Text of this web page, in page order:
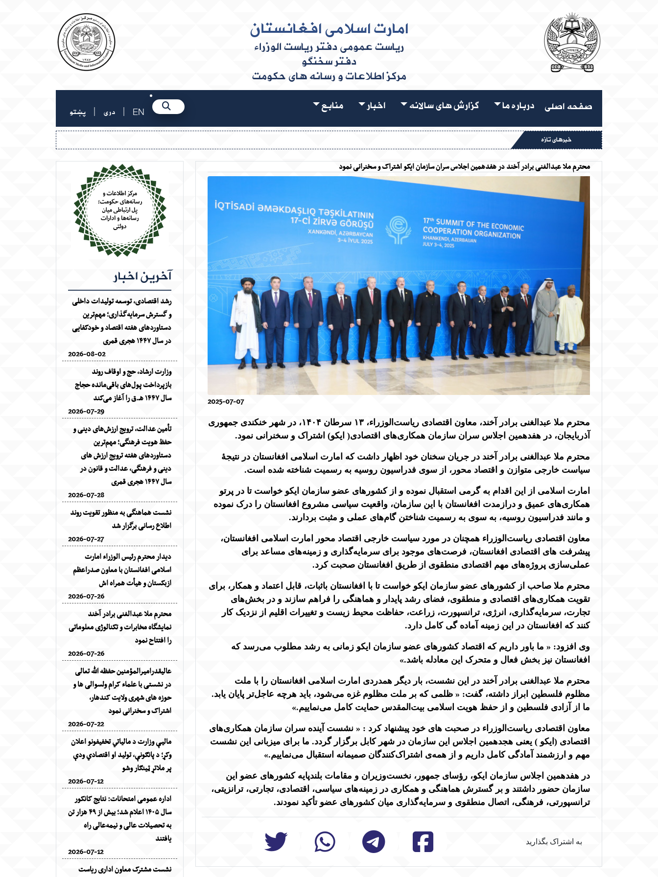
امارت اسلامی افغانستان
ریاست عمومی دفتر ریاست الوزراء
دفتر سخنگو
مرکز اطلاعات و رسانه های حکومت
صفحه اصلی درباره ما گزارش های سالانه اخبار منابع EN
| دری | پښتو
خبرهای تازه
محترم ملا عبدالغنی برادر آخند در هفدهمین اجلاس سران سازمان ایکو اشتراک و سخنرانی نمود
2025-07-07
محترم ملا عبدالغنی برادر آخند، معاون اقتصادی ریاست‌الوزراء، ۱۳ سرطان ۱۴۰۴، در شهر خنکندی جمهوری
آذربایجان، در هفدهمین اجلاس سران سازمان همکاری‌های اقتصادی( ایکو) اشتراک و سخنرانی نمود.
محترم ملا عبدالغنی برادر آخند در جریان سخنان خود اظهار داشت که امارت اسلامی افغانستان در نتیجهٔ
سیاست خارجی متوازن و اقتصاد محور، از سوی فدراسیون روسیه به رسمیت شناخته شده است.
امارت اسلامی از این اقدام به گرمی استقبال نموده و از کشورهای عضو سازمان ایکو خواست تا در پرتو
همکاری‌های عمیق و درازمدت افغانستان با این سازمان، واقعیت سیاسی مشروع افغانستان را درک نموده
و مانند فدراسیون روسیه، به سوی به رسمیت شناختن گام‌های عملی و مثبت بردارند.
معاون اقتصادی ریاست‌الوزراء همچنان در مورد سیاست خارجی اقتصاد محور امارت اسلامی افغانستان،
پیشرفت های اقتصادی افغانستان، فرصت‌های موجود برای سرمایه‌گذاری و زمینه‌های مساعد برای
عملی‌سازی پروژه‌های مهم اقتصادی منطقوی از طریق افغانستان صحبت کرد.
محترم ملا صاحب از کشورهای عضو سازمان ایکو خواست تا با افغانستان باثبات، قابل اعتماد و همکار، برای
تقویت همکاری‌های اقتصادی و منطقوی، فضای رشد پایدار و هماهنگی را فراهم سازند و در بخش‌های
تجارت، سرمایه‌گذاری، انرژی، ترانسپورت، زراعت، حفاظت محیط زیست و تغییرات اقلیم از نزدیک کار
کنند که افغانستان در این زمینه آماده گی کامل دارد.
وی افزود: « ما باور داریم که اقتصاد کشورهای عضو سازمان ایکو زمانی به رشد مطلوب می‌رسد که
افغانستان نیز بخش فعال و متحرک این معادله باشد.»
محترم ملا عبدالغنی برادر آخند در این نشست، بار دیگر همدردی امارت اسلامی افغانستان را با ملت
مظلوم فلسطین ابراز داشته، گفت: « ظلمی که بر ملت مظلوم غزه می‌شود، باید هرچه عاجل‌تر پایان یابد.
ما از آزادی فلسطین و از حفظ هویت اسلامی بیت‌المقدس حمایت کامل می‌نماییم.»
معاون اقتصادی ریاست‌الوزراء در صحبت های خود پیشنهاد کرد : « نشست آینده‌ سران سازمان همکاری‌های
اقتصادی (ایکو ) یعنی هجدهمین اجلاس این سازمان در شهر کابل برگزار گردد. ما برای میزبانی این نشست
مهم و ارزشمند آمادگی کامل داریم و از همه‌ی اشتراک‌کنندگان صمیمانه استقبال می‌نماییم.»
در هفدهمین اجلاس سازمان ایکو، رؤسای جمهور، نخست‌وزیران و مقامات بلندپایه کشورهای عضو این
سازمان حضور داشتند و بر گسترش هماهنگی و همکاری در زمینه‌های سیاسی، اقتصادی، تجارتی، ترانزیتی،
ترانسپورتی، فرهنگی، اتصال منطقوی و سرمایه‌گذاری میان کشورهای عضو تأکید نمودند.
به اشتراک بگذارید
آخرین اخبار
رشد اقتصادی، توسعه تولیدات داخلی
و گسترش سرمایه‌گذاری؛ مهم‌ترین
دستاوردهای هفته اقتصاد و خودکفایی
در سال ۱۴۴۷ هجری قمری
2026-08-02
وزارت ارشاد، حج و اوقاف روند
بازپرداخت پول‌های باقی‌مانده حجاج
سال ۱۴۴۷ هـ.ق را آغاز می‌کند
2026-07-29
تأمین عدالت، ترویج ارزش‌های دینی و
حفظ هویت فرهنگی؛ مهم‌ترین
دستاوردهای هفته ترویج ارزش های
دینی و فرهنگی، عدالت و قانون در
سال ۱۴۴۷ هجری قمری
2026-07-28
نشست هماهنگی به منظور تقویت روند
اطلاع رسانی برگزار شد
2026-07-27
دیدار محترم رئیس الوزراء امارت
اسلامی افغانستان با معاون صدراعظم
ازبکستان و هیأت همراه اش
2026-07-26
محترم ملا عبدالغنی برادر آخند
نمایشگاه مخابرات و تکنالوژی معلوماتی
را افتتاح نمود
2026-07-26
عالیقدرامیرالمؤمنین حفظه الله تعالی
در نشستی با علماء کرام ولسوالی ها و
حوزه های شهری ولایت کندهار،
اشتراک و سخنرانی نمود
2026-07-22
مالیې وزارت د مالیاتي تخفیفونو اعلان
وکړ؛ د پانګونې، تولید او اقتصادي ودې
پر ملاتړ ټینګار وشو
2026-07-12
اداره عمومی امتحانات: نتایج کانکور
سال ۱۴۰۵ اعلام شد؛ بیش از ۴۹ هزار تن
به تحصیلات عالی و نیمه‌عالی راه
یافتند
2026-07-12
نشست مشترک معاون اداری ریاست